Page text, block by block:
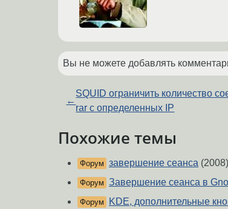
Вы не можете добавлять
←
SQUID ограничить количество
rar с определенных IP
Похожие темы
Форум завершение сеанса (2008)
Форум Завершение сеанса в
Форум KDE, дополнительные